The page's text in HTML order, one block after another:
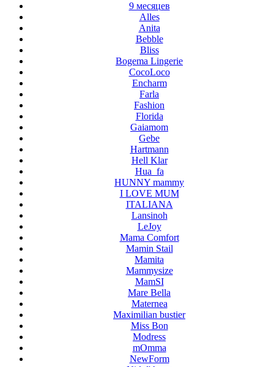
9 месяцев
Alles
Anita
Bebble
Bliss
Bogema Lingerie
CocoLoco
Encharm
Farla
Fashion
Florida
Gaiamom
Gebe
Hartmann
Hell Klar
Hua_fa
HUNNY mammy
I LOVE MUM
ITALIANA
Lansinoh
LeJoy
Mama Comfort
Mamin Stail
Mamita
Mammysize
MamSI
Mare Bella
Maternea
Maximilian bustier
Miss Bon
Modress
mOmma
NewForm